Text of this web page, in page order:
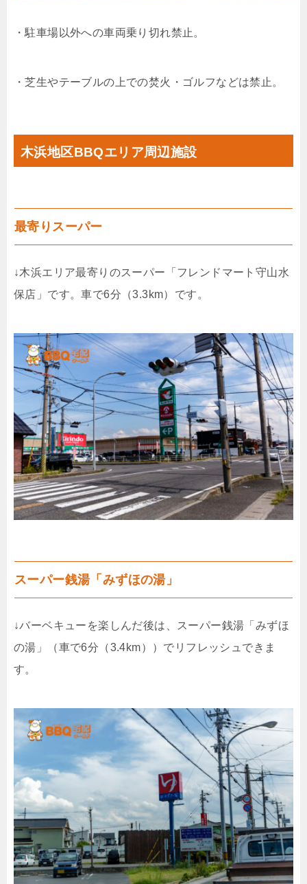
・駐車場以外への車両乗り切れ禁止。
・芝生やテーブルの上での焚火・ゴルフなどは禁止。
木浜地区BBQエリア周辺施設
最寄りスーパー
↓木浜エリア最寄りのスーパー「フレンドマート守山水
保店」です。車で6分（3.3km）です。
スーパー銭湯「みずほの湯」
↓バーベキューを楽しんだ後は、スーパー銭湯「みずほ
の湯」（車で6分（3.4km））でリフレッシュできま
す。